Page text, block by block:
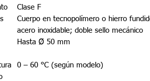
Clase F
Cuerpo en tecnopolímero o hierro
acero inoxidable; doble sello mecánico
Hasta Ø 50 mm
0 – 60 °C (según modelo)